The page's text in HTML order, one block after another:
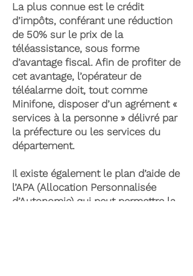
La plus connue est le crédit
d’impôts, conférant une réduction
de 50% sur le prix de la
téléassistance, sous forme
d’avantage fiscal. Afin de profiter de
cet avantage, l’opérateur de
téléalarme doit, tout comme
Minifone, disposer d’un agrément «
services à la personne » délivré par
la préfecture ou les services du
département.
Il existe également le plan d’aide de
l’APA (Allocation Personnalisée
d’Autonomie) qui peut permettre la